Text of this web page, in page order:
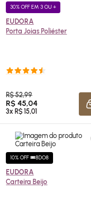
30% OFF EM 3 OU +
EUDORA
Porta Joias Poliéster
R$ 52,99
R$ 45,04
3x R$ 15,01
10% OFF 🎟️8DO8
EUDORA
Carteira Beijo